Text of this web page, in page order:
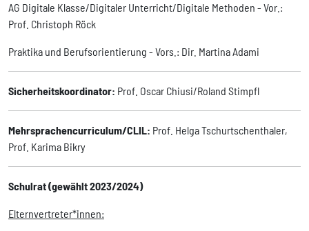
AG Digitale Klasse/Digitaler Unterricht/Digitale Methoden - Vor.:
Prof. Christoph Röck
Praktika und Berufsorientierung - Vors.: Dir. Martina Adami
Sicherheitskoordinator: Prof. Oscar Chiusi/Roland Stimpfl
Mehrsprachencurriculum/CLIL: Prof. Helga Tschurtschenthaler,
Prof. Karima Bikry
Schulrat (gewählt 2023/2024)
Elternvertreter*innen: